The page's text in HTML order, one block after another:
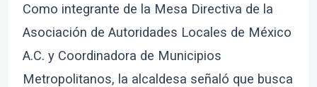
Como integrante de la Mesa Directiva de la
Asociación de Autoridades Locales de México
A.C. y Coordinadora de Municipios
Metropolitanos, la alcaldesa señaló que busca